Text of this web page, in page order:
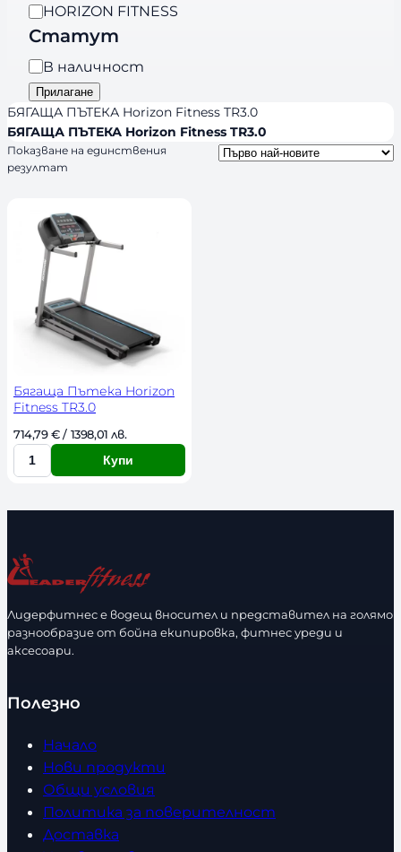
г
о
р
и
я
B
r
a
n
d
s
HORIZON FITNESS
Статут
Н
а
л
и
ч
н
т
В наличност
Прилагане
БЯГАЩА ПЪТЕКА Horizon Fitness TR3.0
БЯГАЩА ПЪТЕКА Horizon Fitness TR3.0
Показване на единствения
резултат
Бягаща Пътека Horizon
Fitness TR3.0
714,79 € / 1398,01 лв.
К
л
ч
е
т
в
Купи
Лидерфитнес е водещ вносител и представител на голямо
разнообразие от бойна екипировка, фитнес уреди и
аксесоари.
Полезно
Начало
Нови продукти
Общи условия
Политика за поверителност
Доставка